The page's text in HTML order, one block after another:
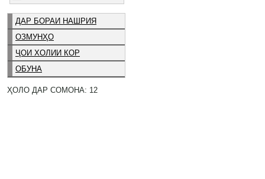
ДАР БОРАИ НАШРИЯ
ОЗМУНҲО
ҶОИ ХОЛИИ КОР
ОБУНА
ҲОЛО ДАР СОМОНА: 12